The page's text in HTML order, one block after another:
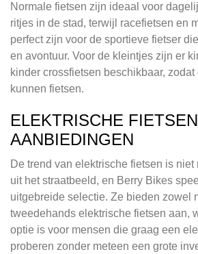
Normale fietsen zijn ideaal voor
ritjes in de stad, terwijl racefietsen en
perfect zijn voor de sportieve fietser
en avontuur. Voor de kleintjes zijn er
kinder crossfietsen beschikbaar,
kunnen fietsen.
ELEKTRISCHE
AANBIEDINGEN
De trend van elektrische fietsen is niet
uit het straatbeeld, en Berry Bikes
uitgebreide selectie. Ze bieden zowel
tweedehands elektrische fietsen aan,
optie is voor mensen die graag een
proberen zonder meteen een grote